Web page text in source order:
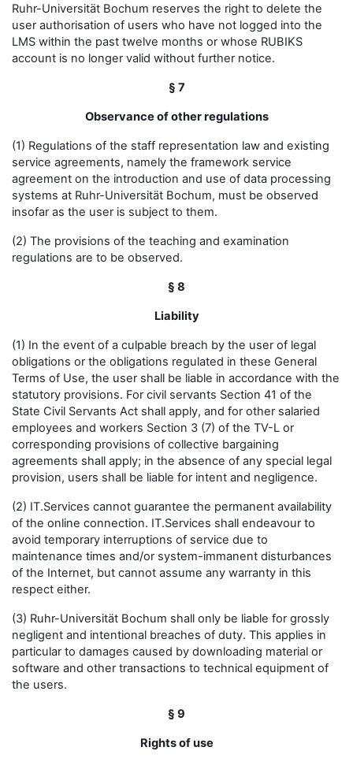
Ruhr-Universität Bochum reserves the right to delete the
user authorisation of users who have not logged into the
LMS within the past twelve months or whose RUBIKS
account is no longer valid without further notice.
§ 7
Observance of other regulations
(1) Regulations of the staff representation law and existing
service agreements, namely the framework service
agreement on the introduction and use of data processing
systems at Ruhr-Universität Bochum, must be observed
insofar as the user is subject to them.
(2) The provisions of the teaching and examination
regulations are to be observed.
§ 8
Liability
(1) In the event of a culpable breach by the user of legal
obligations or the obligations regulated in these General
Terms of Use, the user shall be liable in accordance with the
statutory provisions. For civil servants Section 41 of the
State Civil Servants Act shall apply, and for other salaried
employees and workers Section 3 (7) of the TV-L or
corresponding provisions of collective bargaining
agreements shall apply; in the absence of any special legal
provision, users shall be liable for intent and negligence.
(2) IT.Services cannot guarantee the permanent availability
of the online connection. IT.Services shall endeavour to
avoid temporary interruptions of service due to
maintenance times and/or system-immanent disturbances
of the Internet, but cannot assume any warranty in this
respect either.
(3) Ruhr-Universität Bochum shall only be liable for grossly
negligent and intentional breaches of duty. This applies in
particular to damages caused by downloading material or
software and other transactions to technical equipment of
the users.
§ 9
Rights of use